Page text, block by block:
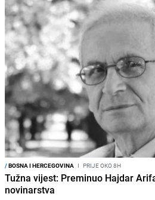
/BOSNA I HERCEGOVINA I PRIJE OKO 8H
Tužna vijest: Preminuo Hajdar
novinarstva